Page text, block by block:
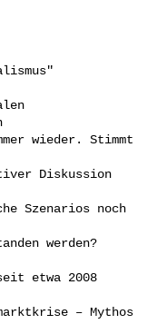
wieder. Stimmt
Diskussion
Szenarios noch
werden?
etwa 2008
– Mythos